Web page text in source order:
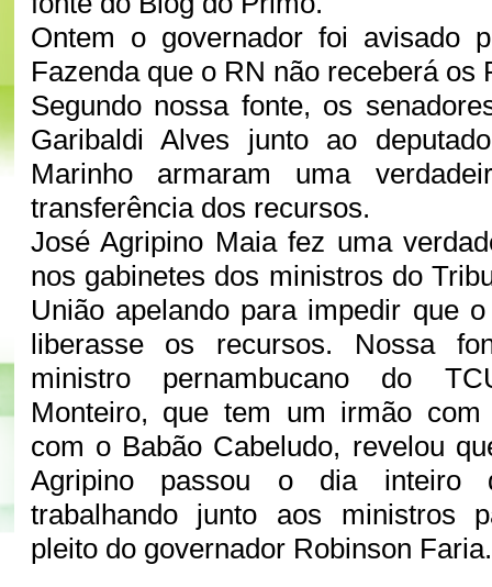
Ontem o governador foi avisado
Fazenda que o RN não receberá os
Segundo nossa fonte, os
Garibaldi Alves junto ao
Marinho armaram uma
transferência dos recursos.
José Agripino Maia fez uma
nos gabinetes dos ministros do
União apelando para impedir que
liberasse os recursos. Nossa
ministro pernambucano do
Monteiro, que tem um irmão com
com o Babão Cabeludo, revelou
Agripino passou o dia inteiro
trabalhando junto aos ministros
pleito do governador Robinson